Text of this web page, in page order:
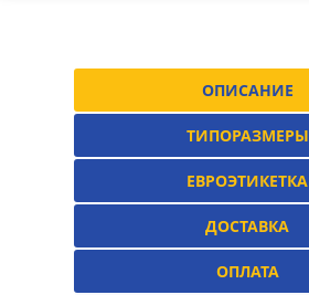
ОПИСАНИЕ
ТИПОРАЗМЕРЫ
ЕВРОЭТИКЕТКА
ДОСТАВКА
ОПЛАТА